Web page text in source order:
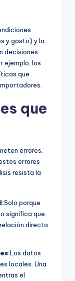
y gasto) y la
decisiones
ejemplo, los
que
que
errores.
errores
resista la
Solo porque
significa que
directa
Los datos
locales. Una
el